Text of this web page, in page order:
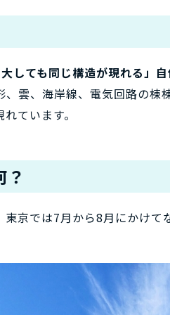
大しても同じ構造が現れる」
雲、海岸線、電気回路の棟
ています。
京では7月から8月にかけて